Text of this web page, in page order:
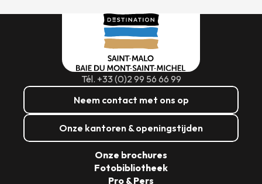
Tél. +33 (0)2 99 56 66 99
Neem contact met ons op
Onze kantoren & openingstijden
Onze brochures
Fotobibliotheek
Pro & Pers